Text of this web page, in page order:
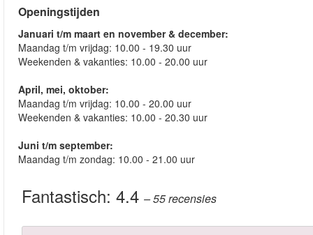
Openingstijden
Januari t/m maart en november & december:
Maandag t/m vrijdag: 10.00 - 19.30 uur
Weekenden & vakanties: 10.00 - 20.00 uur
April, mei, oktober:
Maandag t/m vrijdag: 10.00 - 20.00 uur
Weekenden & vakanties: 10.00 - 20.30 uur
Juni t/m september:
Maandag t/m zondag: 10.00 - 21.00 uur
Fantastisch: 4.4 – 55recensies